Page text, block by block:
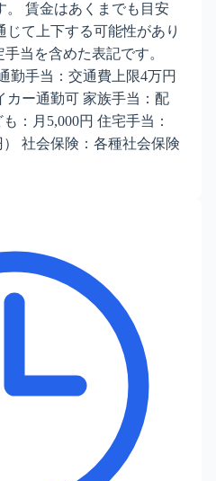
。 賃金はあくまでも目安
て上下する可能性があり
当を含めた表記です。
勤手当：交通費上限4万円
カー通勤可 家族手当：配
：月5,000円 住宅手当：
社会保険：各種社会保険